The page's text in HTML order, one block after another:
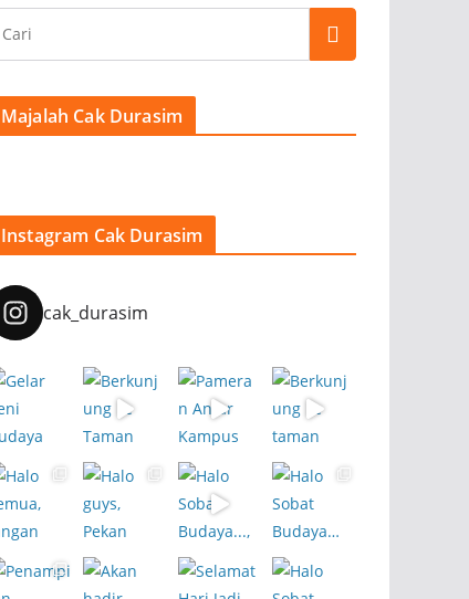
Majalah Cak Durasim
Instagram Cak Durasim
cak_durasim